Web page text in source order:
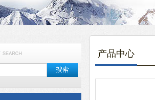
产品中心